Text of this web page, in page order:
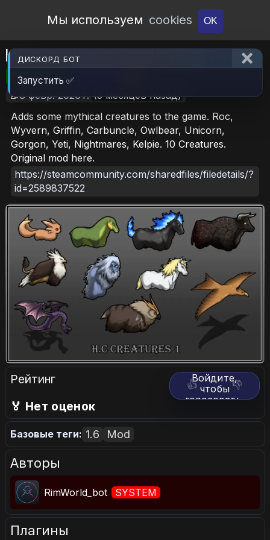
Open Workshop
Мы используем cookies OK
HC Creatures Continued
🎮RimWorld 📦6.1 MB
📝8 февр. 2026 г. (5 месяцев назад)
Adds some mythical creatures to the game. Roc,
Wyvern, Griffin, Carbuncle, Owlbear, Unicorn,
Gorgon, Yeti, Nightmares, Kelpie. 10 Creatures.
Original mod here.
https://steamcommunity.com/sharedfiles/filedetails/?
id=2589837522
Рейтинг 👍 👎
Войдите,
чтобы
голосовать.
🏅 Нет оценок
Базовые теги: 1.6 Mod
Авторы
RimWorld_bot SYSTEM
Плагины
ДИСКОРД БОТ
Запустить ✅